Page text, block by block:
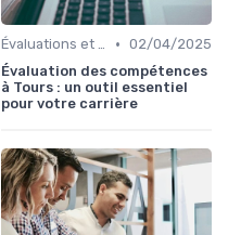
Évaluations et tests • 02/04/2025
Évaluation des compétences
à Tours : un outil essentiel
pour votre carrière